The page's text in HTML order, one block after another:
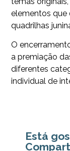
elementos que
quadrilhas
O
a premiação
diferentes
individual de
Está